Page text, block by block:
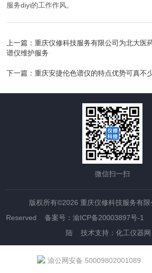
服务diyi的工作作风。
上一篇：重庆仪修科技服务有限公司为北大医
谱仪维护服务
下一篇：重庆安捷伦色谱仪的特点优势可真不
微信扫一扫
版权所有©2026 重庆仪修科技服务有
Reserved 备案号：渝ICP备20003897号-1
陆 技术支持： 化工仪器网
渝公网安备 50009802001089